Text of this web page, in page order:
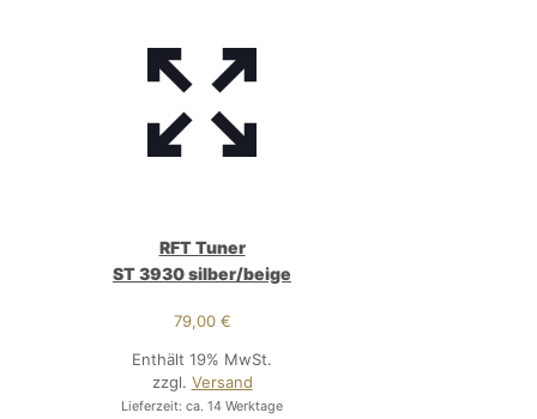
RFT Tuner
ST 3930 silber/beige
79,00 €
Enthält 19% MwSt.
zzgl. Versand
Lieferzeit: ca. 14 Werktage